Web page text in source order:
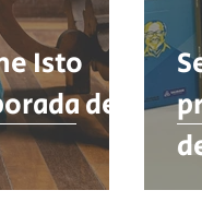
Isto
de